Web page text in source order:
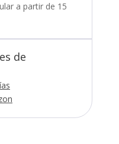
a partir de 15
de